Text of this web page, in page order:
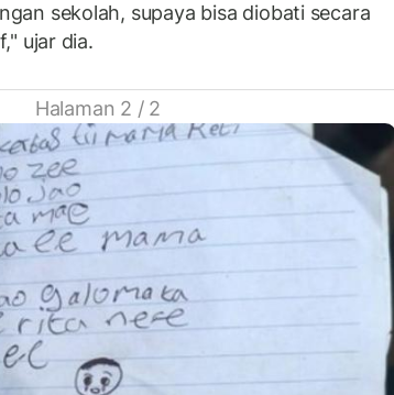
sekolah, supaya bisa diobati secara
ujar dia.
Halaman 2 / 2